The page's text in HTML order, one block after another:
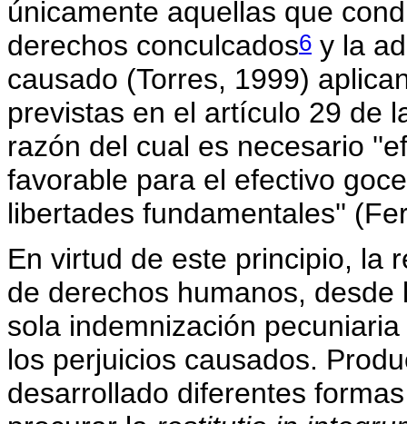
únicamente aquellas que
derechos conculcados6 y la
causado (Torres, 1999)
previstas en el artículo 29 de
razón del cual es necesario
favorable para el efectivo
libertades fundamentales''
En virtud de este principio, la
de derechos humanos,
sola indemnización
los perjuicios causados.
desarrollado diferentes